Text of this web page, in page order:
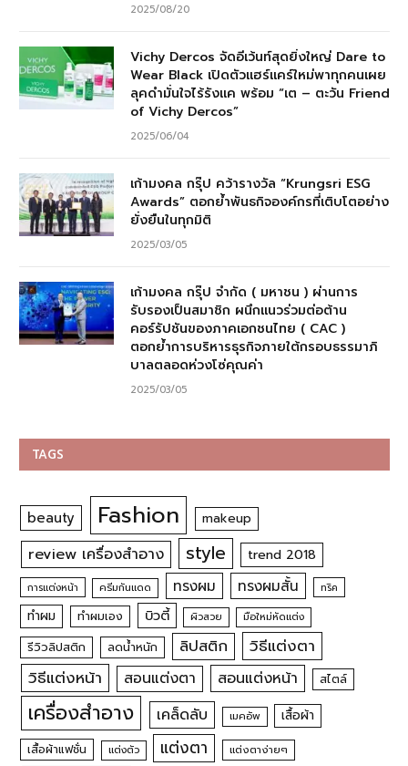
2025/08/20
Vichy Dercos จัดอีเว้นท์สุดยิ่งใหญ่ Dare to
Wear Black เปิดตัวแฮร์แคร์ใหม่พาทุกคนเผย
ลุคดำมั่นใจไร้รังแค พร้อม “เต – ตะวัน Friend
of Vichy Dercos”
2025/06/04
เก้ามงคล กรุ๊ป คว้ารางวัล “Krungsri ESG
Awards” ตอกย้ำพันธกิจองค์กรที่เติบโตอย่าง
ยั่งยืนในทุกมิติ
2025/03/05
เก้ามงคล กรุ๊ป จำกัด ( มหาชน ) ผ่านการ
รับรองเป็นสมาชิก ผนึกแนวร่วมต่อต้าน
คอร์รัปชันของภาคเอกชนไทย ( CAC )
ตอกย้ำการบริหารธุรกิจภายใต้กรอบธรรมาภิ
บาลตลอดห่วงโซ่คุณค่า
2025/03/05
TAGS
beauty Fashion makeup
review เครื่องสำอาง style trend 2018
การแต่งหน้า ครีมกันแดด ทรงผม ทรงผมสั้น ทริค
ทำผม ทำผมเอง บิวตี้ ผิวสวย มือใหม่หัดแต่ง
รีวิวลิปสติก ลดน้ำหนัก ลิปสติก
วิธีแต่งตา
วิธีแต่งหน้า
สอนแต่งตา สอนแต่งหน้า สไตล์
เครื่องสำอาง เคล็ดลับ เมคอัพ เสื้อผ้า
เสื้อผ้าแฟชั่น แต่งตัว แต่งตา แต่งตาง่ายๆ